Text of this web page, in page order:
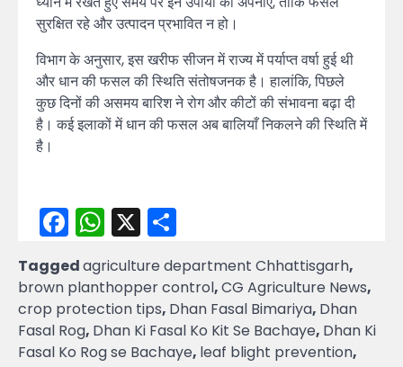
सुरक्षित रहे और उत्पादन प्रभावित न हो।
विभाग के अनुसार, इस खरीफ सीजन में राज्य में पर्याप्त वर्षा हुई थी
और धान की फसल की स्थिति संतोषजनक है। हालांकि, पिछले
कुछ दिनों की असमय बारिश ने रोग और कीटों की संभावना बढ़ा दी
है। कई इलाकों में धान की फसल अब बालियाँ निकलने की स्थिति में
है।
Facebook
WhatsApp
X
Taggedagriculture department Chhattisgarh,
brown planthopper control,CG Agriculture News,
crop protection tips, Dhan Fasal Bimariya, Dhan
Fasal Rog, Dhan Ki Fasal Ko Kit Se Bachaye, Dhan Ki
Fasal Ko Rog se Bachaye, leaf blight prevention,